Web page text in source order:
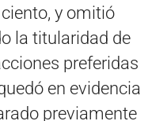
y omitió
la titularidad de
preferidas
en evidencia
previamente